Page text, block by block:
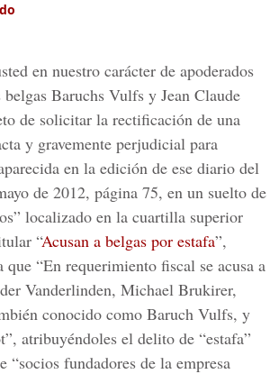
en nuestro carácter de apoderados
Baruchs Vulfs y Jean Claude
de solicitar la rectificación de una
y gravemente perjudicial para
en la edición de ese diario del
de 2012, página 75, en un suelto de
localizado en la cuartilla superior
“Acusan a belgas por estafa”,
“En requerimiento fiscal se acusa a
Vanderlinden, Michael Brukirer,
conocido como Baruch Vulfs, y
atribuyéndoles el delito de “estafa”
“socios fundadores de la empresa